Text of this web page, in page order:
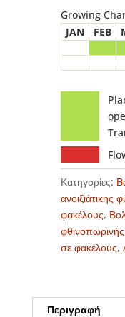
Growing
JAN
FEB
Κατηγορίες:
ανοιξιάτικης
φακέλους,
σε φακέλους,
Περιγραφή